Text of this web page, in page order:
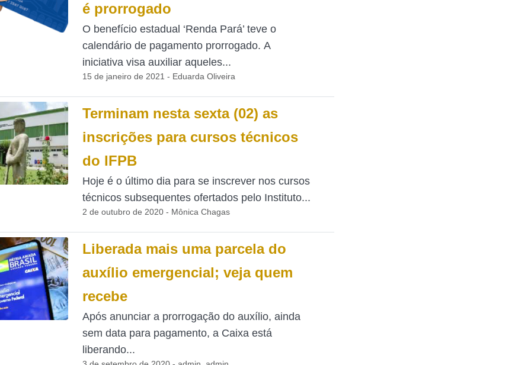
é prorrogado
O benefício estadual ‘Renda Pará’ teve o
calendário de pagamento prorrogado. A
iniciativa visa auxiliar aqueles...
15 de janeiro de 2021 - Eduarda Oliveira
Terminam nesta sexta (02) as
inscrições para cursos técnicos
do IFPB
Hoje é o último dia para se inscrever nos cursos
técnicos subsequentes ofertados pelo Instituto...
2 de outubro de 2020 - Mônica Chagas
Liberada mais uma parcela do
auxílio emergencial; veja quem
recebe
Após anunciar a prorrogação do auxílio, ainda
sem data para pagamento, a Caixa está
liberando...